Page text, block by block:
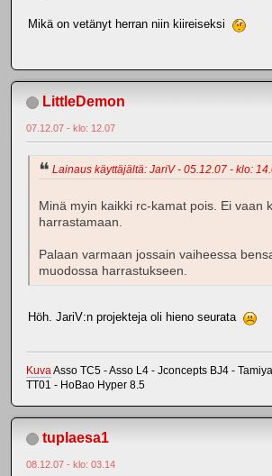
Mikä on vetänyt herran niin kiireiseksi
LittleDemon
07.12.07 - klo: 12.07
Lainaus käyttäjältä: JariV - 05.12.07 - klo:
Minä myin kaikki rc-kamat pois. Ei vaan
harrastamaan.
Palaan varmaan jossain vaiheessa
muodossa harrastukseen.
Höh. JariV:n projekteja oli hieno seurata
KuvaAsso TC5 - Asso L4 - Jconcepts BJ4 -
TT01 - HoBao Hyper 8.5
tuplaesa1
08.12.07 - klo: 03.14